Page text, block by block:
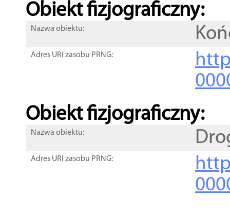
Obiekt fizjograficzny:
Nazwa obiektu:
Adres URI zasobu PRNG:
Obiekt fizjograficzny:
Nazwa obiektu:
Adres URI zasobu PRNG: